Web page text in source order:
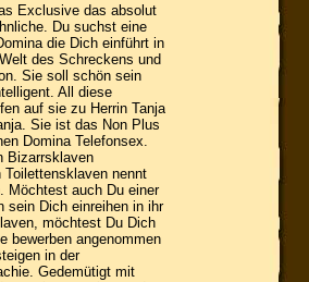
Exclusive das absolut
Du suchst eine
die Dich einführt in
des Schreckens und
Sie soll schön sein
All diese
auf sie zu Herrin Tanja
Sie ist das Non Plus
Domina Telefonsex.
Bizarrsklaven
Toilettensklaven nennt
Möchtest auch Du einer
sein Dich einreihen in ihr
möchtest Du Dich
bewerben angenommen
in der
Gedemütigt mit